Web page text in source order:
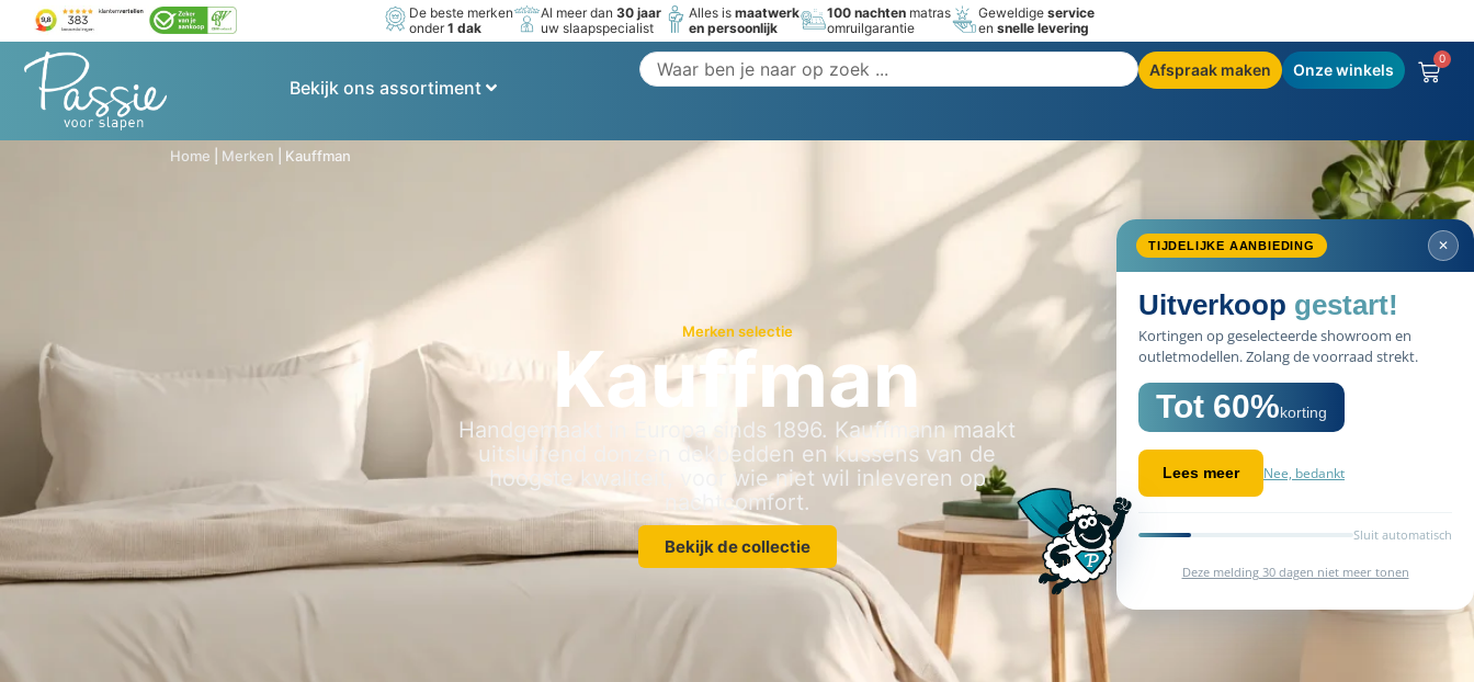
De beste merken
onder1 dak
Al meer dan30 jaar
uw slaapspecialist
Alles ismaatwerk
en persoonlijk
100 nachten matras
omruilgarantie
Geweldigeservice
ensnelle levering
Bekijk ons assortiment
Afspraak maken Onze winkels
0
TIJDELIJKE AANBIEDING ✕
Uitverkoop gestart!
Kortingen op geselecteerde showroom en
outletmodellen. Zolang de voorraad strekt.
Tot 60%korting
Lees meer Nee, bedankt
Sluit automatisch
Deze melding 30 dagen niet meer tonen
Home Merken Kauffman
Merken selectie
Kauffman
Handgemaakt in Europa sinds 1896. Kauffmann maakt
uitsluitend donzen dekbedden en kussens van de
hoogste kwaliteit, voor wie niet wil inleveren op
nachtcomfort.
Bekijk de collectie